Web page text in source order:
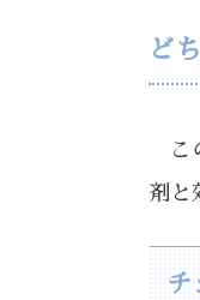
ど
こ
剤と
チ